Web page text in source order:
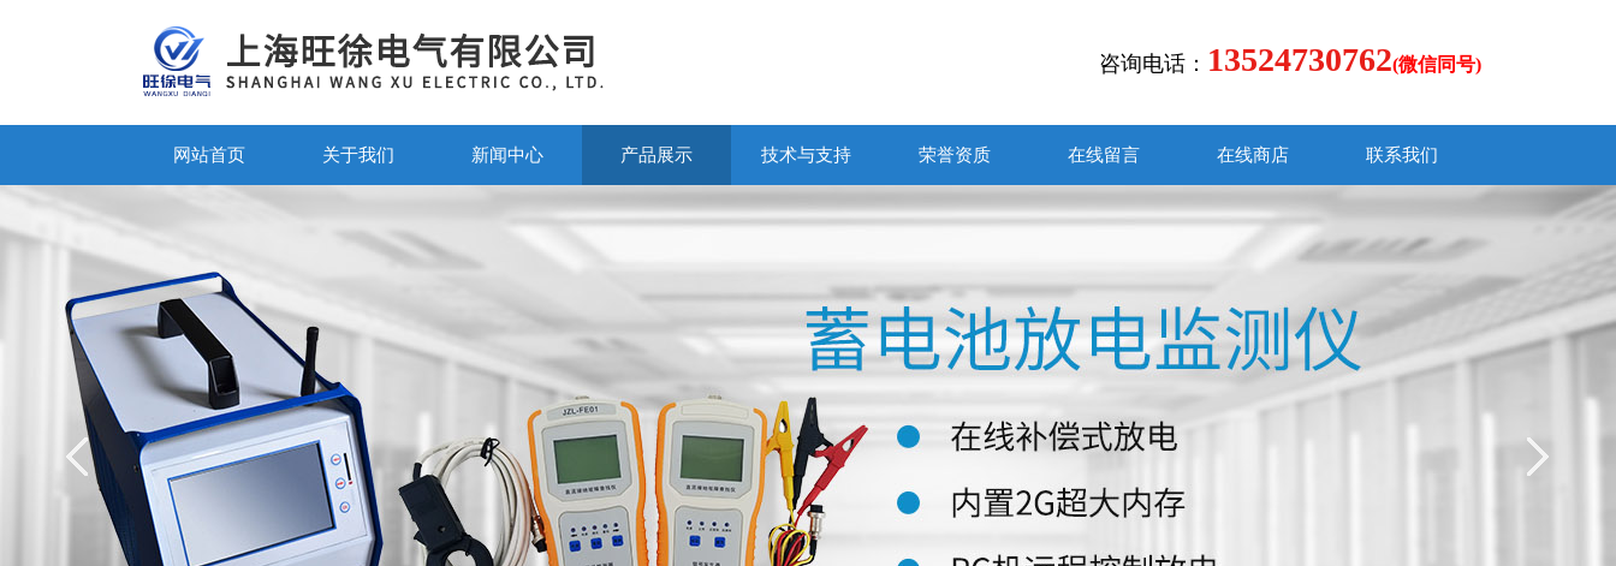
咨询电话： 13524730762(微信同号)
网站首页 关于我们 新闻中心 产品展示 技术与支持 荣誉资质 在线留言 在线商店 联系我们